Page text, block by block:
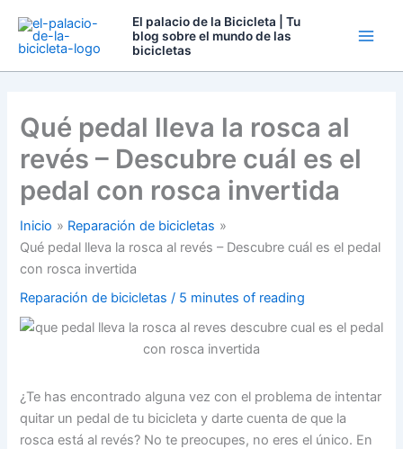
contenido
El palacio de la Bicicleta | Tu
blog sobre el mundo de las
bicicletas
Qué pedal lleva la rosca al
revés – Descubre cuál es el
pedal con rosca invertida
Inicio
Reparación de bicicletas
Qué pedal lleva la rosca al revés – Descubre cuál es el pedal
con rosca invertida
Reparación de bicicletas / 5 minutes of reading
¿Te has encontrado alguna vez con el problema de intentar
quitar un pedal de tu bicicleta y darte cuenta de que la
rosca está al revés? No te preocupes, no eres el único. En